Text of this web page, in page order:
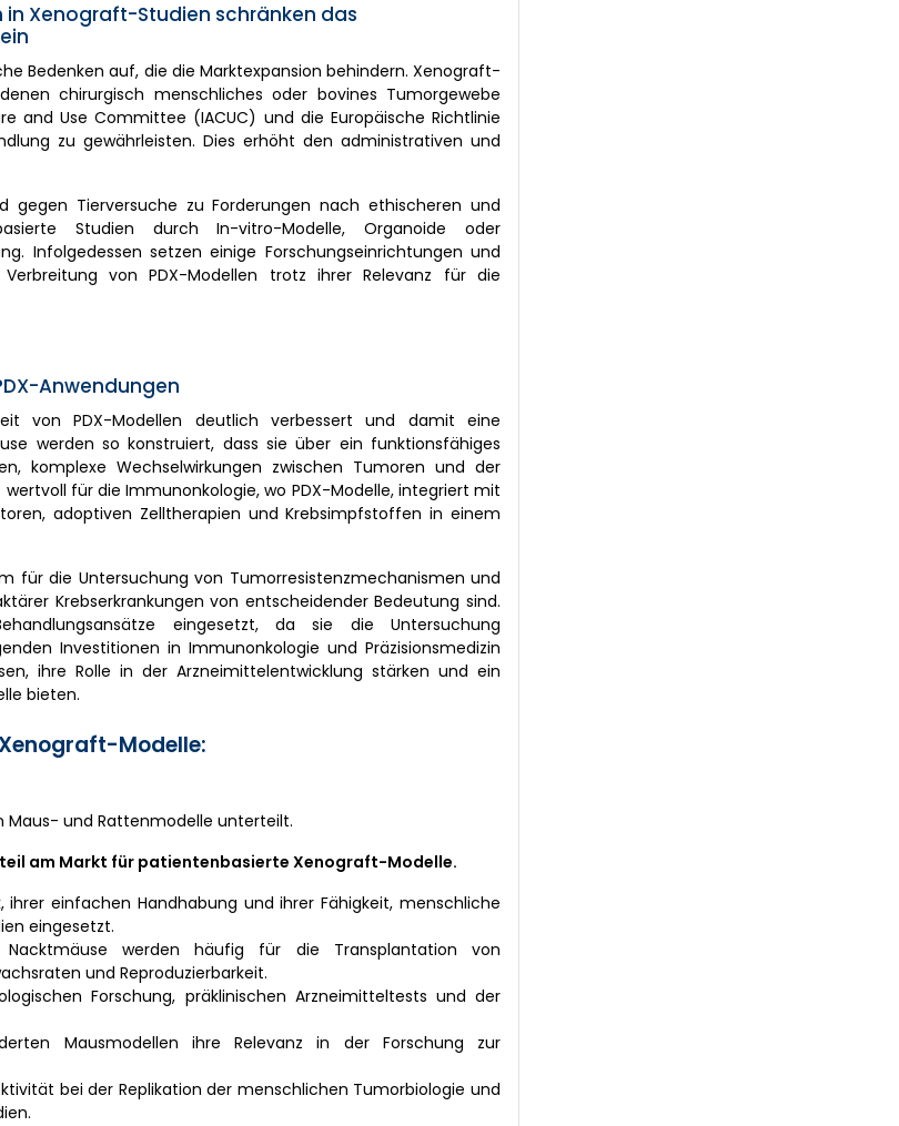
in Xenograft-Studien schränken das
Bedenken auf, die die Marktexpansion behindern. Xenograft-
chirurgisch menschliches oder bovines Tumorgewebe
and Use Committee (IACUC) und die Europäische Richtlinie
zu gewährleisten. Dies erhöht den administrativen und
Tierversuche zu Forderungen nach ethischeren und
Studien durch In-vitro-Modelle, Organoide oder
Infolgedessen setzen einige Forschungseinrichtungen und
von PDX-Modellen trotz ihrer Relevanz für die
Anwendungen
von PDX-Modellen deutlich verbessert und damit eine
werden so konstruiert, dass sie über ein funktionsfähiges
komplexe Wechselwirkungen zwischen Tumoren und der
für die Immunonkologie, wo PDX-Modelle, integriert mit
adoptiven Zelltherapien und Krebsimpfstoffen in einem
für die Untersuchung von Tumorresistenzmechanismen und
Krebserkrankungen von entscheidender Bedeutung sind.
eingesetzt, da sie die Untersuchung
Investitionen in Immunonkologie und Präzisionsmedizin
ihre Rolle in der Arzneimittelentwicklung stärken und ein
bieten.
Modelle:
Maus- und Rattenmodelle unterteilt.
am Markt für patientenbasierte Xenograft-Modelle.
einfachen Handhabung und ihrer Fähigkeit, menschliche
eingesetzt.
werden häufig für die Transplantation von
und Reproduzierbarkeit.
Forschung, präklinischen Arzneimitteltests und der
Mausmodellen ihre Relevanz in der Forschung zur
bei der Replikation der menschlichen Tumorbiologie und